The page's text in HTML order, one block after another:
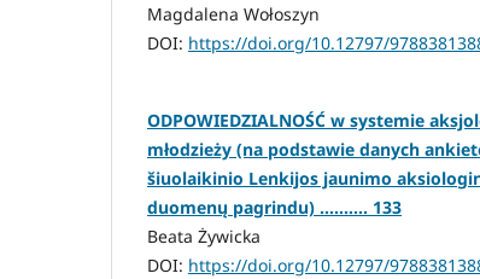
Magdalena Wołoszyn
DOI: https://doi.org/10.12797/
ODPOWIEDZIALNOŚĆ w systemie
młodzieży (na podstawie danych
šiuolaikinio Lenkijos jaunimo
duomenų pagrindu) .......... 133
Beata Żywicka
DOI: https://doi.org/10.12797/